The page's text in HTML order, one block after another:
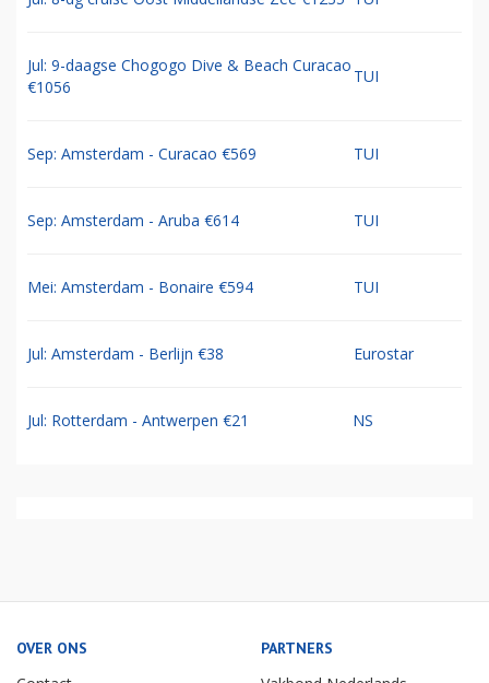
Jul: 9-daagse Chogogo Dive & Beach Curacao
€1056
TUI
Sep: Amsterdam - Curacao €569 TUI
Sep: Amsterdam - Aruba €614 TUI
Mei: Amsterdam - Bonaire €594 TUI
Jul: Amsterdam - Berlijn €38 Eurostar
Jul: Rotterdam - Antwerpen €21 NS
OVER ONS PARTNERS